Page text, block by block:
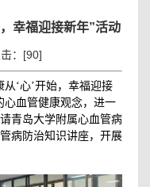
幸福迎接新年”活动
：[90]
从‘心’开始，幸福迎接
心血管健康观念，进一
青岛大学附属心血管病
病防治知识讲座，开展